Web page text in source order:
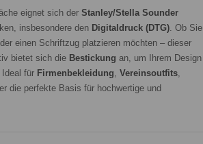
eignet sich der Stanley/Stella Sounder
insbesondere den Digitaldruck (DTG). Ob Sie
einen Schriftzug platzieren möchten – dieser
bietet sich die Bestickung an, um Ihrem Design
für Firmenbekleidung, Vereinsoutfits,
die perfekte Basis für hochwertige und